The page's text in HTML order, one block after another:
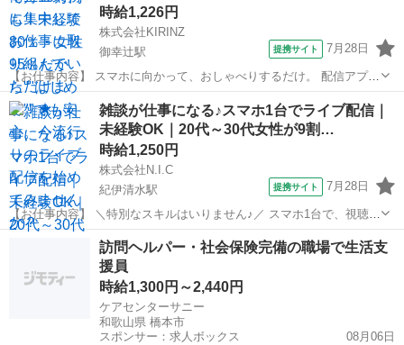
時給1,226円
株式会社KIRINZ
御幸辻駅
提携サイト 7月28日
【お仕事内容】 スマホに向かって、おしゃべりするだけ。 配信アプリ
（17LIVE／Pococha／IRIAM など）でライブ配信するお仕事です。
——————————— 配信内容はぜんぶ自由
——————————— ・今日...
和歌山 橋本市 御幸辻駅 イベントスタッフ
雑談が仕事になる♪スマホ1台でライブ配信｜
未経験OK｜20代～30代女性が9割…
時給1,250円
株式会社N.I.C
紀伊清水駅
提携サイト 7月28日
【お仕事内容】 ＼特別なスキルはいりません♪／ スマホ1台で、視聴者
と楽しくお話しするだけ。 在籍ライバーの9割以上が20代～30代の女
性。 同世代が多く、未経験からでも始めやすい環境です。 スマホアプ
リを使ったライブ配...
橋本市 紀伊清水駅 イベントスタッフ
訪問ヘルパー・社会保険完備の職場で生活支
援員
時給1,300円～2,440円
ケアセンターサニー
和歌山県 橋本市
スポンサー：求人ボックス
08月06日